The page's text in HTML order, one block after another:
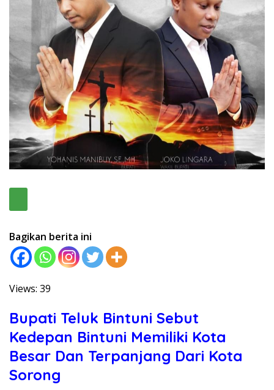
Bagikan berita ini
Views: 39
Bupati Teluk Bintuni Sebut
Kedepan Bintuni Memiliki Kota
Besar Dan Terpanjang Dari Kota
Sorong